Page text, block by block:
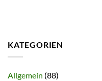
KATEGORIEN
Allgemein (88)